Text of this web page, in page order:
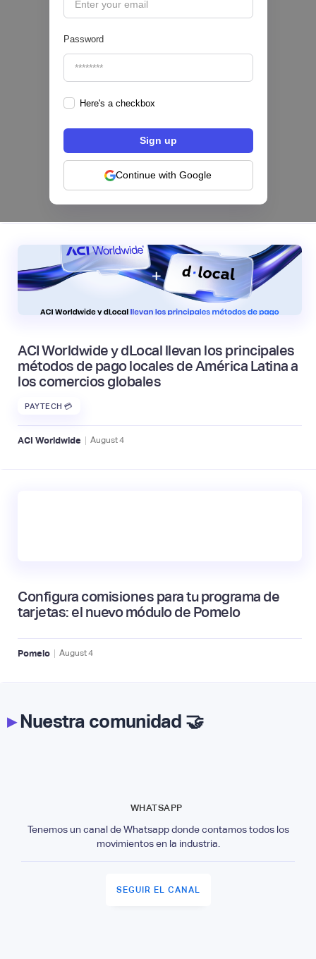
Password
Here's a checkbox
Continue with Google
Los bancos se están dividiendo en dos
categorías frente a la IA | Mambu
ACI Worldwide y dLocal llevan los principales
métodos de pago locales de América Latina a
los comercios globales
PAYTECH 💳
ACI Worldwide | August4
Configura comisiones para tu programa de
tarjetas: el nuevo módulo de Pomelo
Pomelo | August4
▸Nuestra comunidad 🤝
WHATSAPP
Tenemos un canal de Whatsapp donde contamos todos los
movimientos en la industria.
SEGUIR EL CANAL